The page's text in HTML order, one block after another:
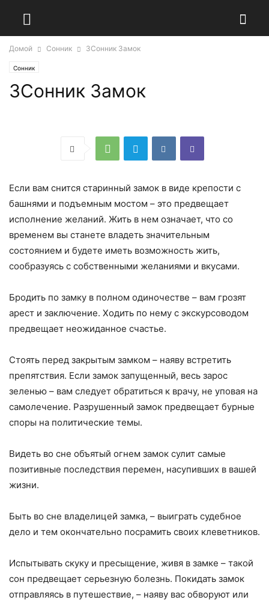
Домой Сонник ЗСонник Замок
Сонник
ЗСонник Замок
Если вам снится старинный замок в виде крепости с
башнями и подъемным мостом – это предвещает
исполнение желаний. Жить в нем означает, что со
временем вы станете владеть значительным
состоянием и будете иметь возможность жить,
сообразуясь с собственными желаниями и вкусами.
Бродить по замку в полном одиночестве – вам грозят
арест и заключение. Ходить по нему с экскурсоводом
предвещает неожиданное счастье.
Стоять перед закрытым замком – наяву встретить
препятствия. Если замок запущенный, весь зарос
зеленью – вам следует обратиться к врачу, не уповая на
самолечение. Разрушенный замок предвещает бурные
споры на политические темы.
Видеть во сне объятый огнем замок сулит самые
позитивные последствия перемен, насупивших в вашей
жизни.
Быть во сне владелицей замка, – выиграть судебное
дело и тем окончательно посрамить своих клеветников.
Испытывать скуку и пресыщение, живя в замке – такой
сон предвещает серьезную болезнь. Покидать замок
отправляясь в путешествие, – наяву вас обворуют или